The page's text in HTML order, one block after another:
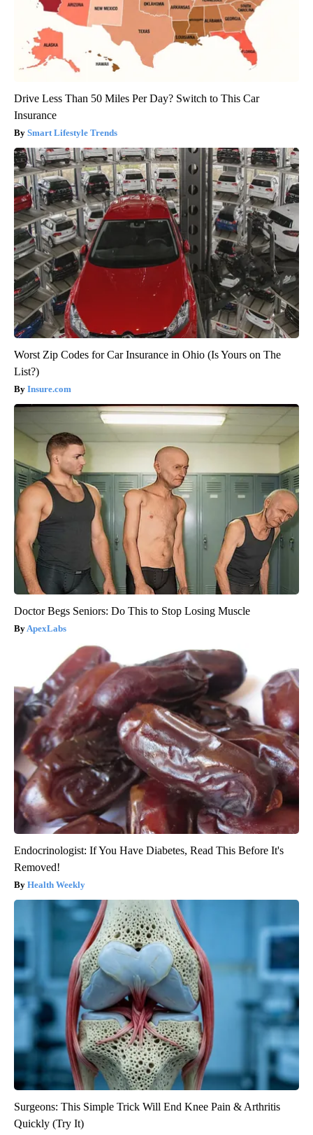
Drive Less Than 50 Miles Per Day? Switch to This Car
Insurance
Smart Lifestyle Trends
Worst Zip Codes for Car Insurance in Ohio (Is Yours on The
List?)
Insure.com
Doctor Begs Seniors: Do This to Stop Losing Muscle
ApexLabs
Endocrinologist: If You Have Diabetes, Read This Before It's
Removed!
Health Weekly
Surgeons: This Simple Trick Will End Knee Pain & Arthritis
Quickly (Try It)